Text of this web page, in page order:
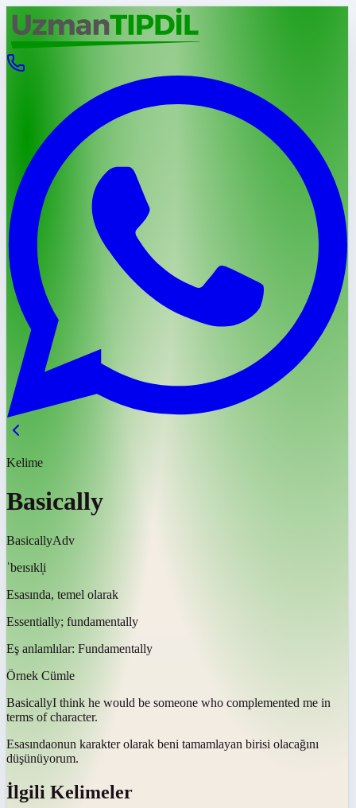
Kelime
Basically
BasicallyAdv
ˈbeɪsɪkl̩i
Esasında, temel olarak
Essentially; fundamentally
Eş anlamlılar: Fundamentally
Örnek Cümle
BasicallyI think he would be someone who complemented me in
terms of character.
Esasındaonun karakter olarak beni tamamlayan birisi olacağını
düşünüyorum.
İlgili Kelimeler